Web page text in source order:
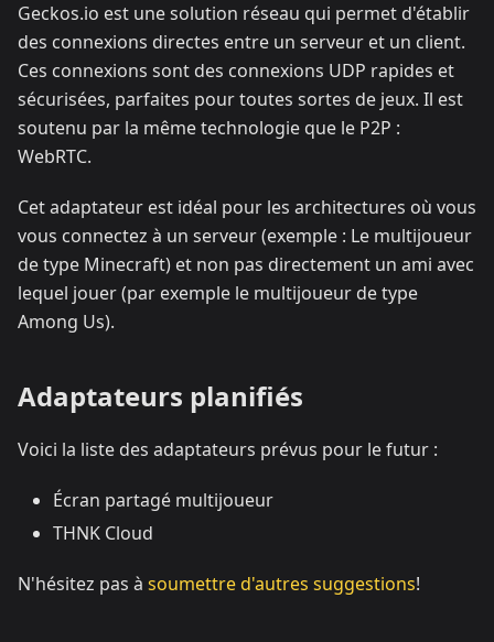
Geckos.io est une solution réseau qui permet d'établir
des connexions directes entre un serveur et un client.
Ces connexions sont des connexions UDP rapides et
sécurisées, parfaites pour toutes sortes de jeux. Il est
soutenu par la même technologie que le P2P :
WebRTC.
Cet adaptateur est idéal pour les architectures où vous
vous connectez à un serveur (exemple : Le multijoueur
de type Minecraft) et non pas directement un ami avec
lequel jouer (par exemple le multijoueur de type
Among Us).
Adaptateurs planifiés
Voici la liste des adaptateurs prévus pour le futur :
Écran partagé multijoueur
THNK Cloud
N'hésitez pas à soumettre d'autres suggestions!